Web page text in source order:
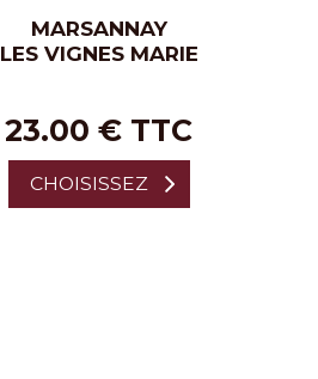
MARSANNAY
LES VIGNES MARIE
23.00 € TTC
CHOISISSEZ